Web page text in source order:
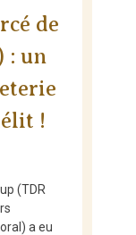
: un
!
(TDR
a eu